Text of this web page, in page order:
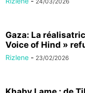
Gaza: La
Voice of Hind »
Rizlene - 23/02/2026